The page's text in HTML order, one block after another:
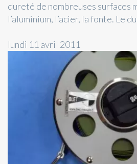
dureté de nombreuses surfaces
l’aluminium, l’acier, la fonte. Le
lundi 11 avril 2011